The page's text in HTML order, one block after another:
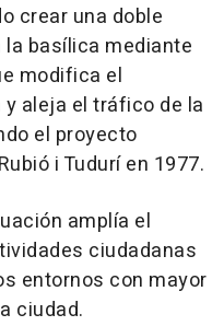
crear una doble
basílica mediante
modifica el
aleja el tráfico de la
el proyecto
i Tudurí en 1977.
amplía el
ciudadanas
entornos con mayor
ciudad.